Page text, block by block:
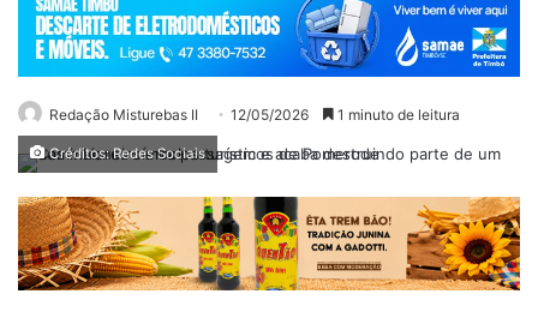
Redação Misturebas II 12/05/2026 1 minuto de leitura
Créditos: Redes Sociais